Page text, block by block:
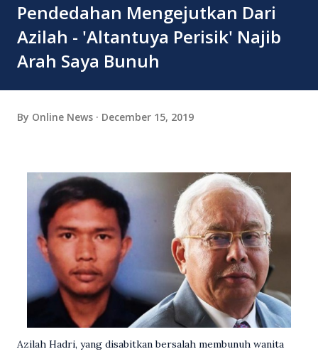
Pendedahan Mengejutkan Dari
Azilah - 'Altantuya Perisik' Najib
Arah Saya Bunuh
By Online News December 15, 2019
Azilah Hadri, yang disabitkan bersalah membunuh wanita